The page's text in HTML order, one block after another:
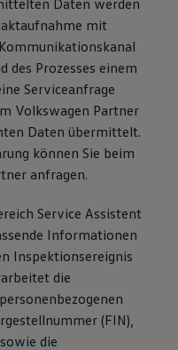
Daten werden
mit
des Prozesses einem
Serviceanfrage
Volkswagen Partner
Daten übermittelt.
können Sie beim
anfragen.
Service Assistent
Informationen
Inspektionsereignis
die
(FIN),
die